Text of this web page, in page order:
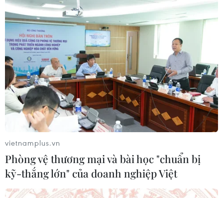
vietnamplus.vn
Phòng vệ thương mại và bài học "chuẩn bị
kỹ-thắng lớn" của doanh nghiệp Việt